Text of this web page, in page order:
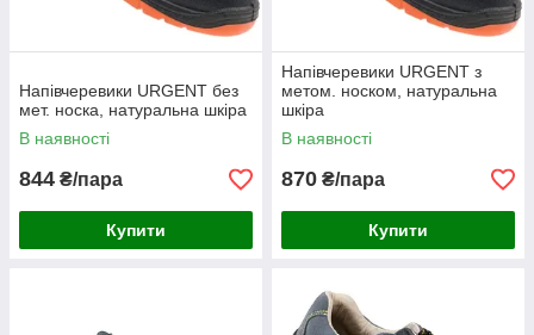
Напівчеревики URGENT без
мет. носка, натуральна шкіра
В наявності
844 ₴/пара
Купити
Напівчеревики URGENT з
метом. носком, натуральна
шкіра
В наявності
870 ₴/пара
Купити